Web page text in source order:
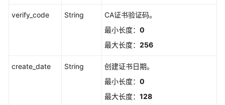
上
证
verify_code String
CA证书验证码。
最小长度： 0
最大长度： 256
create_date String
创建证书日期。
最小长度： 0
最大长度： 128